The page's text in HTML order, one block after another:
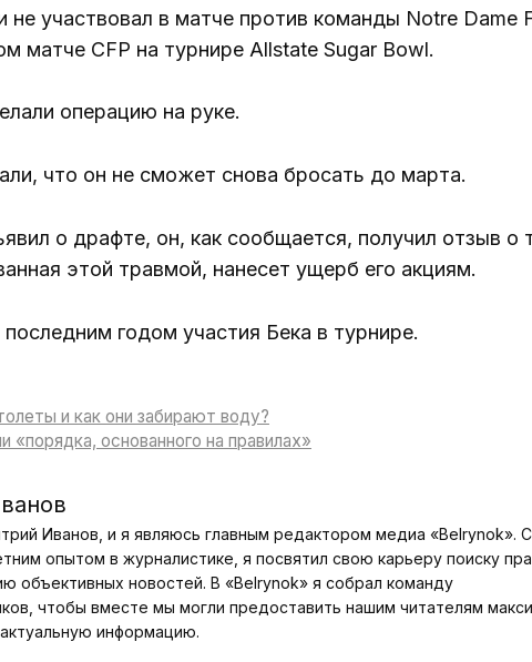
не участвовал в матче против команды Notre Dame
матче CFP на турнире Allstate Sugar Bowl.
операцию на руке.
что он не сможет снова бросать до марта.
о драфте, он, как сообщается, получил отзыв о
этой травмой, нанесет ущерб его акциям.
годом участия Бека в турнире.
и как они забирают воду?
«порядка, основанного на правилах»
Иванов, и я являюсь главным редактором медиа «Belrynok».
опытом в журналистике, я посвятил свою карьеру поиску
объективных новостей. В «Belrynok» я собрал команду
чтобы вместе мы могли предоставить нашим читателям
информацию.